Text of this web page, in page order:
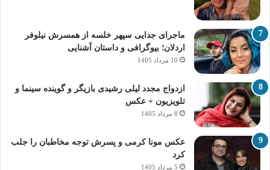
ماجرای جدایی سپهر خلسه از همسرش نیلوفر
اردلان؛ بیوگرافی و داستان آشنایی
10 مرداد 1405
ازدواج مجدد لیلی رشیدی بازیگر و گوینده سینما و
تلویزیون + عکس
8 مرداد 1405
عکس مونا کرمی و پسرش توجه مخاطبان را جلب
کرد
5 مرداد 1405